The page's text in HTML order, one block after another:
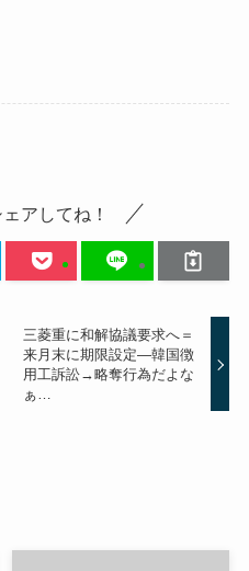
アしてね！
三菱重に和解協議要求へ＝
来月末に期限設定―韓国徴
用工訴訟→略奪行為だよな
ぁ…